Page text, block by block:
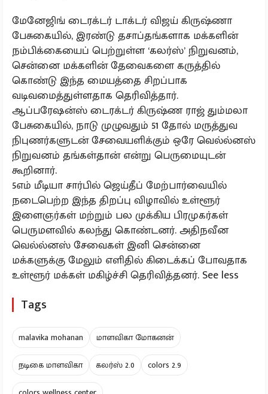
மேனேஜிங் டைரக்டர் டாக்டர் விஜய் கிருஷ்ணா
பேசுகையில், இரண்டு தசாப்தங்களாக மக்களின்
நம்பிக்கையைப் பெற்றுள்ள ‘கலர்ஸ்’ நிறுவனம்,
சென்னை மக்களின் தேவைகளை கருத்தில்
கொண்டு இந்த மையத்தை சிறப்பாக
வடிவமைத்துள்ளதாக தெரிவித்தார்.
ஆப்பரேஷன்ஸ் டைரக்டர் கிருஷ்ண ராஜ் தும்மலா
பேசுகையில், நாடு முழுவதும் 51 தோல் மருத்துவ
நிபுணர்களுடன் சேவையளிக்கும் ஒரே வெல்ல்னஸ்
நிறுவனம் தங்கள்தான் என்று பெருமையுடன்
கூறினார்.
5எம் மீடியா சார்பில் ஜெய்தீப் மேற்பார்வையில்
நடைபெற்ற இந்த திறப்பு விழாவில் உள்ளூர்
இளைஞர்கள் மற்றும் பல முக்கிய பிரமுகர்கள்
பெருமளவில் கலந்து கொண்டனர். அதிநவீன
வெல்ல்னஸ் சேவைகள் இனி சென்னை
மக்களுக்கு மேலும் எளிதில் கிடைக்கப் போவதாக
உள்ளூர் மக்கள் மகிழ்ச்சி தெரிவித்தனர். See less
Tags
malavika mohanan
மாளவிகா மோகனன்
நடிகை மாளவிகா
கலர்ஸ் 2.0
colors 2.9